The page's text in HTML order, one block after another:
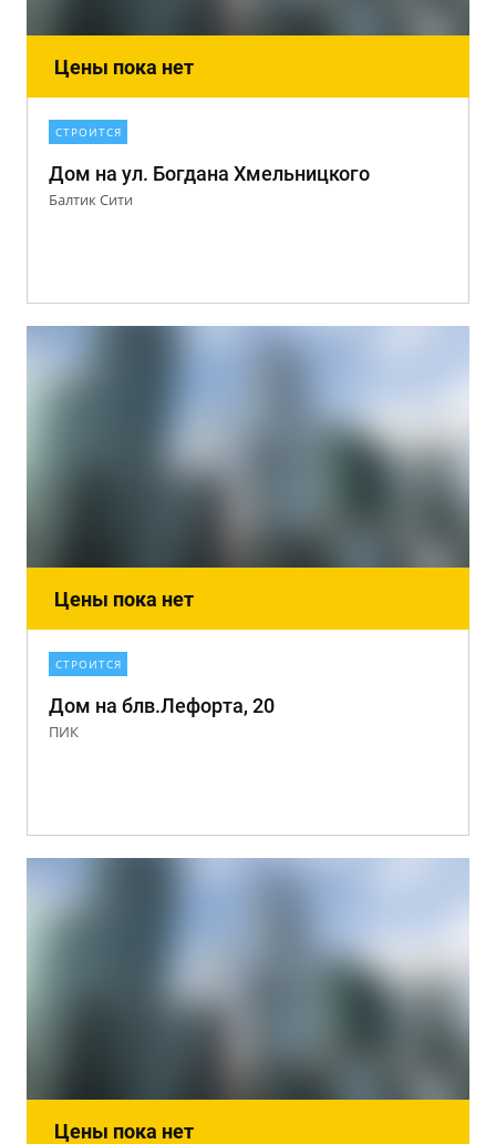
Цены пока нет
СТРОИТСЯ
Дом на ул. Богдана Хмельницкого
Балтик Сити
Цены пока нет
СТРОИТСЯ
Дом на блв.Лефорта, 20
ПИК
Цены пока нет